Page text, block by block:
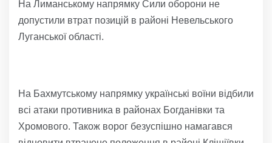
На Лиманському напрямку Сили оборони не
допустили втрат позицій в районі Невельського
Луганської області.
На Бахмутському напрямку українські воїни відбили
всі атаки противника в районах Богданівки та
Хромового. Також ворог безуспішно намагався